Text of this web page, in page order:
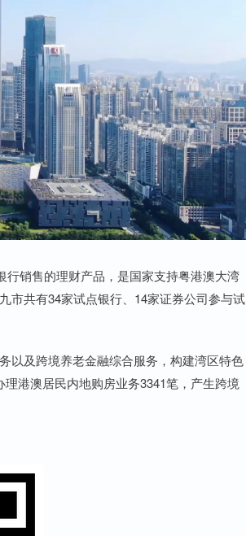
销售的理财产品，是国家支持粤港澳大湾
市共有34家试点银行、14家证券公司参与试
及跨境养老金融综合服务，构建湾区特色
港澳居民内地购房业务3341笔，产生跨境